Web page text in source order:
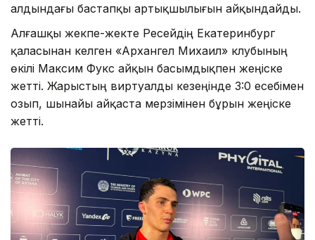
алдындағы бастапқы артықшылығын айқындайды.
Алғашқы жекпе-жекте Ресейдің Екатеринбург
қаласынан келген «Архангел Михаил» клубының
өкілі Максим Фукс айқын басымдықпен жеңіске
жетті. Жарыстың виртуалды кезеңінде 3:0 есебімен
озып, шынайы айқаста мерзімінен бұрын жеңіске
жетті.